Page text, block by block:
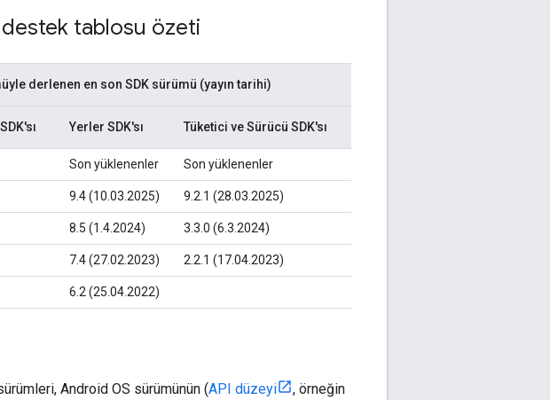
tablosu özeti
derlenen en son SDK sürümü (yayın tarihi)
Yerler SDK'sı Tüketici ve Sürücü SDK'sı
Son yüklenenler Son yüklenenler
9.4 (10.03.2025) 9.2.1 (28.03.2025)
8.5 (1.4.2024) 3.3.0 (6.3.2024)
7.4 (27.02.2023) 2.2.1 (17.04.2023)
6.2 (25.04.2022)
Android OS sürümünün (API düzeyi
, örneğin